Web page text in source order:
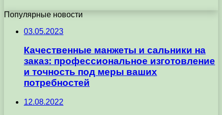
Популярные новости
03.05.2023
Качественные манжеты и сальники на
заказ: профессиональное изготовление
и точность под меры ваших
потребностей
12.08.2022